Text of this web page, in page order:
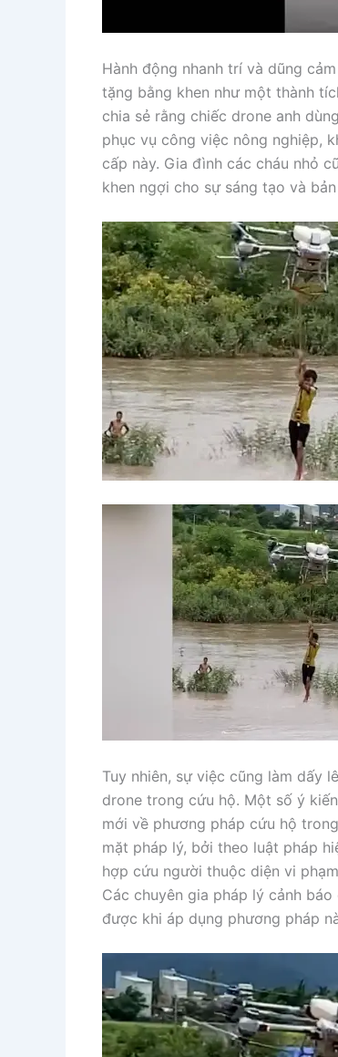
Hành động nhanh trí và dũng
tặng bằng khen như một thành
chia sẻ rằng chiếc drone anh
phục vụ công việc nông nghiệp,
cấp này. Gia đình các cháu nhỏ
khen ngợi cho sự sáng tạo và
Tuy nhiên, sự việc cũng làm dấy
drone trong cứu hộ. Một số ý
mới về phương pháp cứu hộ
mặt pháp lý, bởi theo luật pháp
hợp cứu người thuộc diện vi
Các chuyên gia pháp lý cảnh
được khi áp dụng phương pháp